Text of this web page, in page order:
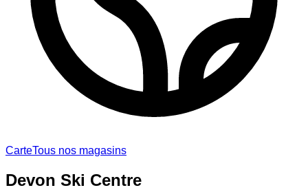
CarteTous nos magasins
Devon Ski Centre